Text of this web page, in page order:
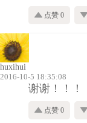
点赞 0
huxihui
2016-10-5 18:35:08
谢谢！！！
点赞 0